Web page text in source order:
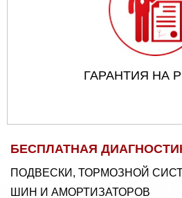
ГАРАНТИЯ НА
БЕСПЛАТНАЯ
ПОДВЕСКИ, ТОРМОЗНОЙ
ШИН И АМОРТИЗАТОРОВ